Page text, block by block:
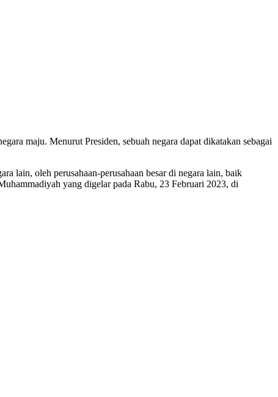
maju. Menurut Presiden, sebuah negara dapat dikatakan sebagai
lain, oleh perusahaan-perusahaan besar di negara lain, baik
yang digelar pada Rabu, 23 Februari 2023, di